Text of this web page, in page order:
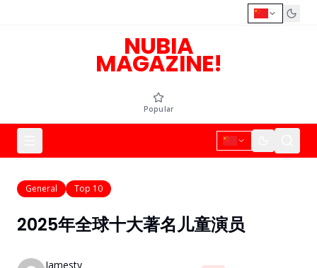
NUBIA
MAGAZINE!
Popular
General Top 10
2025年全球十大著名儿童演员
Jamesty